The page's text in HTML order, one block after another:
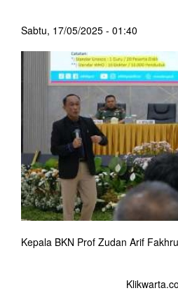
Sabtu, 17/05/2025 - 01:40
Kepala BKN Prof Zudan Arif